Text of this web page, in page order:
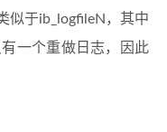
似于ib_logfileN，其中
一个重做日志，因此